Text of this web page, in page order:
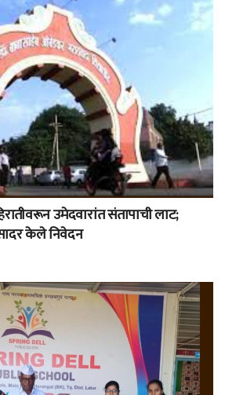
उमेदवारांत संतापाची लाट;
केले निवेदन